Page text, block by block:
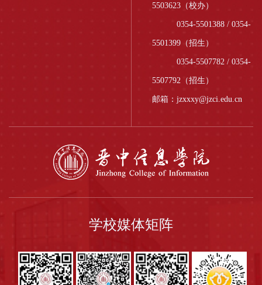
5503623（校办）
0354-5501388 / 0354-
5501399（招生）
0354-5507782 / 0354-
5507792（招生）
邮箱：jzxxxy@jzci.edu.cn
学校媒体矩阵